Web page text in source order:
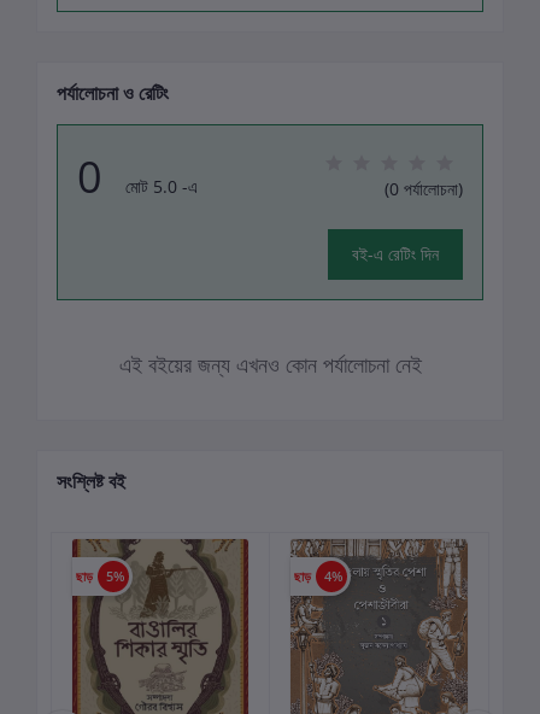
পর্যালোচনা ও রেটিং
0 মোট 5.0 -এ (0 পর্যালোচনা)
বই-এ রেটিং দিন
এই বইয়ের জন্য এখনও কোন পর্যালোচনা নেই
সংশ্লিষ্ট বই
ছাড় 5% ছাড় 4%